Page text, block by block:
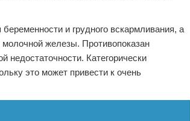
и грудного вскармливания, а
железы. Противопоказан
недостаточности. Категорически
это может привести к очень